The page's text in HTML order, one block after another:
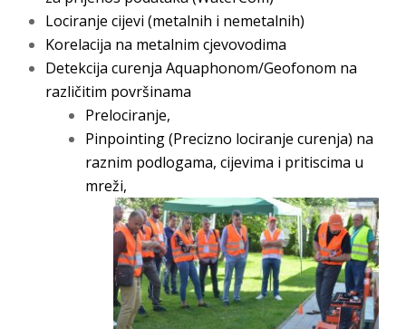
Lociranje cijevi (metalnih i nemetalnih)
Korelacija na metalnim cjevovodima
Detekcija curenja Aquaphonom/Geofonom na
različitim površinama
Prelociranje,
Pinpointing (Precizno lociranje curenja) na
raznim podlogama, cijevima i pritiscima u
mreži,